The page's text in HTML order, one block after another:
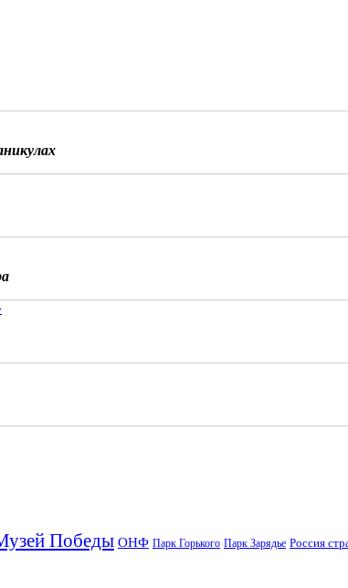
Победы ОНФ Парк Горького Парк Зарядье Россия